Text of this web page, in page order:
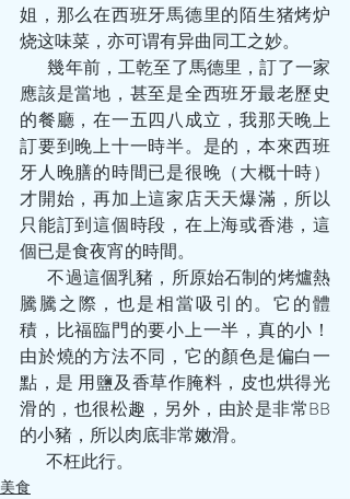
姐，那么在西班牙馬德里的陌生猪烤炉
烧这味菜，亦可谓有异曲同工之妙。
        幾年前，工乾至了馬德里，訂了一家
應該是當地，甚至是全西班牙最老歷史
的餐廳，在一五四八成立，我那天晚上
訂要到晚上十一時半。是的，本來西班
牙人晚膳的時間已是很晚（大概十時）
才開始，再加上這家店天天爆滿，所以
只能訂到這個時段，在上海或香港，這
個已是食夜宵的時間。
        不過這個乳豬，所原始石制的烤爐熱
騰騰之際，也是相當吸引的。它的體
積，比福臨門的要小上一半，真的小！
由於燒的方法不同，它的顏色是偏白一
點，是 用鹽及香草作腌料，皮也烘得光
滑的，也很松趣，另外，由於是非常BB
的小豬，所以肉底非常嫩滑。
        不枉此行。
美食